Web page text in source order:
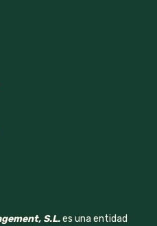
S.L.es una entidad